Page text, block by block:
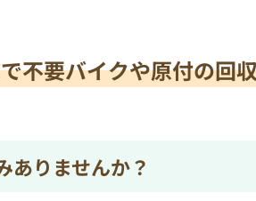
不要バイクや原付の回
ありませんか？